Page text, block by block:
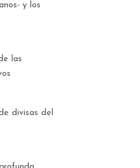
y los
las
divisas del